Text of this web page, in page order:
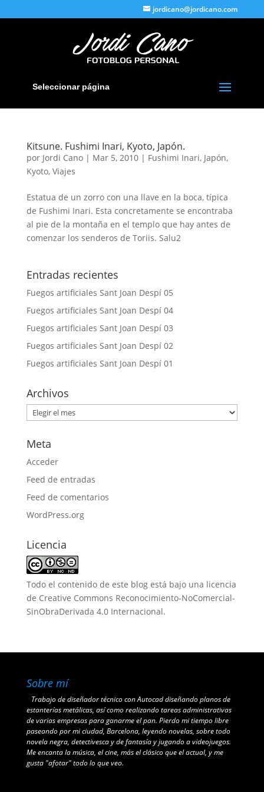
jordicano@jordicano.com
Seleccionar página
Kitsune. Fushimi Inari, Kyoto, Japón.
por Jordi Cano| Mar 5, 2010| Fushimi Inari, Japón,
Kyoto, Viajes
Estatua de un zorro con una llave en la boca, típica
de Fushimi Inari. Esta concretamente se encontraba
al pie de la montaña en el templo que hay antes de
comenzar los senderos de Toriis. Salu2
Entradas recientes
Fuegos artificiales Sant Joan Despí 05
Fuegos artificiales Sant Joan Despí 04
Fuegos artificiales Sant Joan Despí 03
Fuegos artificiales Sant Joan Despí 02
Fuegos artificiales Sant Joan Despí 01
Archivos
Archivos
Meta
Acceder
Feed de entradas
Feed de comentarios
WordPress.org
Licencia
Todo el contenido de este blog está bajo una licencia
de Creative Commons Reconocimiento-NoComercial-
SinObraDerivada 4.0 Internacional.
Sobre mí
Trabajo de diseñador técnico con Autocad diseñando planos de
estanterías metálicas, así como realizando tareas administrativas
de varias empresas para ganarme el pan. Pierdo mi tiempo libre
paseando por mi ciudad, Barcelona, leyendo novelas, sobre todo
novela negra, detectivesca y de fantasía y jugando a videojuegos.
Me encanta la música, el cine, más el clásico que el actual, y me
gusta "afotar" todo lo que veo.